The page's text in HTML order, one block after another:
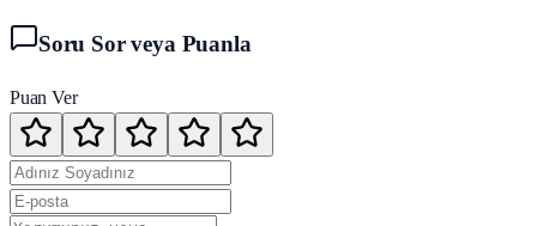
Soru Sor veya Puanla
Puan Ver